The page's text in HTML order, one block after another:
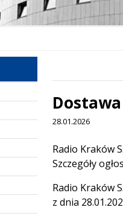
28.01.2026
Treść
Radio Kraków
Szczegóły
Radio Kraków
z dnia